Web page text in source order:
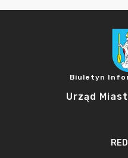
Biuletyn
Urząd